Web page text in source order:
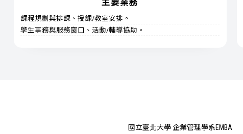
課程規劃與排課、授課/教室安排。
學生事務與服務窗口、活動/輔導協助。
國立臺北大學 企業管理學系EMBA